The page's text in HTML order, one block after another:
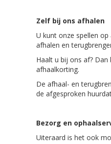
Zelf bij ons afhalen
U kunt onze spellen
afhalen en
Haalt u bij ons af? Dan
afhaalkorting.
De afhaal- en
de afgesproken
Bezorg en
Uiteraard is het ook